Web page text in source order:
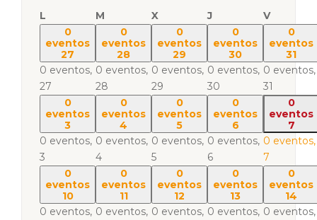
L M X J
V
0
eventos
27
0 eventos,
27
0
eventos
28
0 eventos,
28
0
eventos
29
0 eventos,
29
0
eventos
30
0 eventos,
30
0
eventos
31
0 eventos,
31
0
eventos
3
0 eventos,
3
0
eventos
4
0 eventos,
4
0
eventos
5
0 eventos,
5
0
eventos
6
0 eventos,
6
0
eventos
7
0 eventos,
7
0
eventos
10
0 eventos,
0
eventos
11
0 eventos,
0
eventos
12
0 eventos,
0
eventos
13
0 eventos,
0
eventos
14
0 eventos,